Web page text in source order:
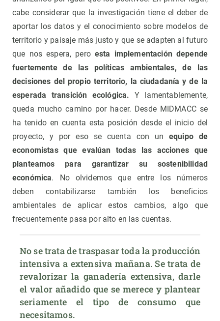
cabe considerar que la investigación tiene el deber de
aportar los datos y el conocimiento sobre modelos de
territorio y paisaje más justo y que se adapten al futuro
que nos espera, pero esta implementación depende
fuertemente de las políticas ambientales, de las
decisiones del propio territorio, la ciudadanía y de la
esperada transición ecológica. Y lamentablemente,
queda mucho camino por hacer. Desde MIDMACC se
ha tenido en cuenta esta posición desde el inicio del
proyecto, y por eso se cuenta con un equipo de
economistas que evalúan todas las acciones que
planteamos para garantizar su sostenibilidad
económica. No olvidemos que entre los números
deben contabilizarse también los beneficios
ambientales de aplicar estos cambios, algo que
frecuentemente pasa por alto en las cuentas.
No se trata de traspasar toda la producción
intensiva a extensiva mañana. Se trata de
revalorizar la ganadería extensiva, darle
el valor añadido que se merece y plantear
seriamente el tipo de consumo que
necesitamos.